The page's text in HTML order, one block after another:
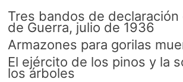
Tres bandos de declaración
de Guerra, julio de 1936
Armazones para gorilas
El ejército de los pinos y la
los árboles